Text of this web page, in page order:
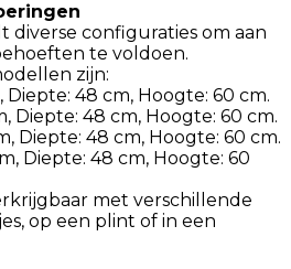
diverse configuraties om aan
te voldoen.
zijn:
Diepte: 48 cm, Hoogte: 60 cm.
Diepte: 48 cm, Hoogte: 60 cm.
Diepte: 48 cm, Hoogte: 60 cm.
Diepte: 48 cm, Hoogte: 60
met verschillende
op een plint of in een